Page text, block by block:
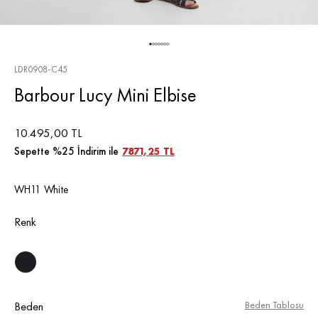
LDR0908-C45
Barbour Lucy Mini Elbise
10.495,00 TL
Sepette %25 İndirim ile 7871,25 TL
WH11 White
Renk
Beden
Beden Tablosu